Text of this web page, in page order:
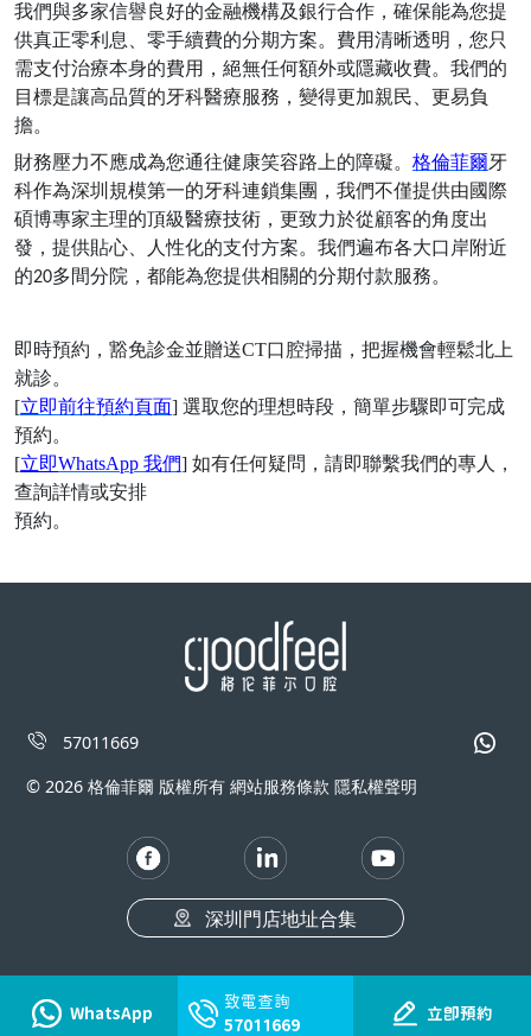
我們與多家信譽良好的金融機構及銀行合作，確保能為您提
供真正零利息、零手續費的分期方案。費用清晰透明，您只
需支付治療本身的費用，絕無任何額外或隱藏收費。我們的
目標是讓高品質的牙科醫療服務，變得更加親民、更易負
擔。
財務壓力不應成為您通往健康笑容路上的障礙。 格倫菲爾牙
科作為深圳規模第一的牙科連鎖集團，我們不僅提供由國際
碩博專家主理的頂級醫療技術，更致力於從顧客的角度出
發，提供貼心、人性化的支付方案。我們遍布各大口岸附近
的20多間分院，都能為您提供相關的分期付款服務。
即時預約，豁免診金並贈送CT口腔掃描，把握機會輕鬆北上
就診。
[立即前往預約頁面] 選取您的理想時段，簡單步驟即可完成
預約。
[立即WhatsApp 我們] 如有任何疑問，請即聯繫我們的專人，
查詢詳情或安排
預約。
57011669
© 2026 格倫菲爾 版權所有 網站服務條款 隱私權聲明
深圳門店地址合集
WhatsApp
致電查詢
57011669
立即預約